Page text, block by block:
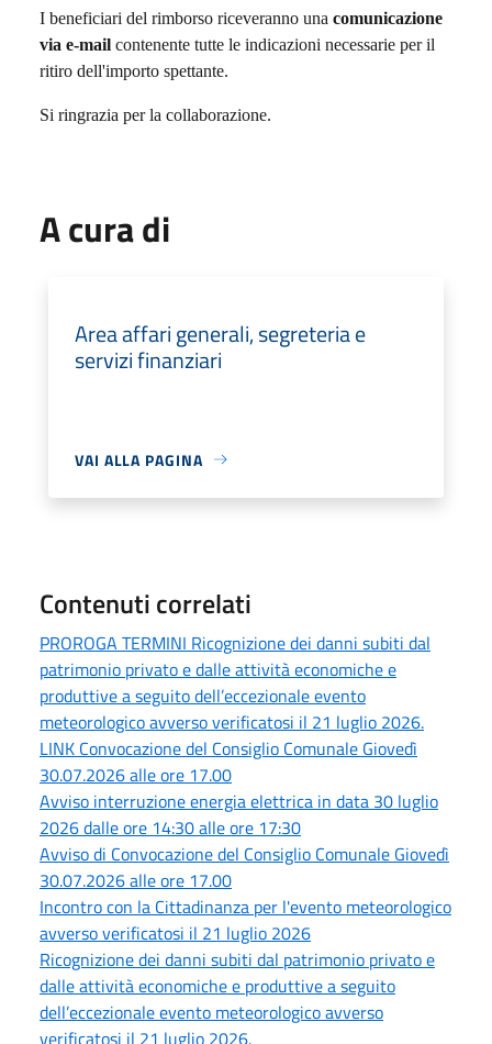
I beneficiari del rimborso riceveranno una comunicazione
via e-mail contenente tutte le indicazioni necessarie per il
ritiro dell'importo spettante.
Si ringrazia per la collaborazione.
A cura di
Area affari generali, segreteria e
servizi finanziari
VAI ALLA PAGINA
Contenuti correlati
PROROGA TERMINI Ricognizione dei danni subiti dal
patrimonio privato e dalle attività economiche e
produttive a seguito dell’eccezionale evento
meteorologico avverso verificatosi il 21 luglio 2026.
LINK Convocazione del Consiglio Comunale Giovedì
30.07.2026 alle ore 17.00
Avviso interruzione energia elettrica in data 30 luglio
2026 dalle ore 14:30 alle ore 17:30
Avviso di Convocazione del Consiglio Comunale Giovedì
30.07.2026 alle ore 17.00
Incontro con la Cittadinanza per l'evento meteorologico
avverso verificatosi il 21 luglio 2026
Ricognizione dei danni subiti dal patrimonio privato e
dalle attività economiche e produttive a seguito
dell’eccezionale evento meteorologico avverso
verificatosi il 21 luglio 2026.